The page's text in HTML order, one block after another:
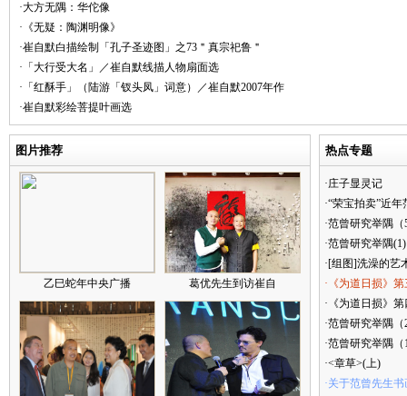
·大方无隅：华佗像
·《无疑：陶渊明像》
·崔自默白描绘制「孔子圣迹图」之73＂真宗祀鲁＂
·「大行受大名」／崔自默线描人物扇面选
·「红酥手」（陆游「钗头凤」词意）／崔自默2007年作
·崔自默彩绘菩提叶画选
图片推荐
乙巳蛇年中央广播 葛优先生到访崔自
热点专题
·庄子显灵记
·“荣宝拍卖”近
·范曾研究举隅（
·范曾研究举隅(1)
·[组图]洗澡的艺
·《为道日损》
·《为道日损》
·范曾研究举隅（
·范曾研究举隅（
·<章草>(上)
·关于范曾先生